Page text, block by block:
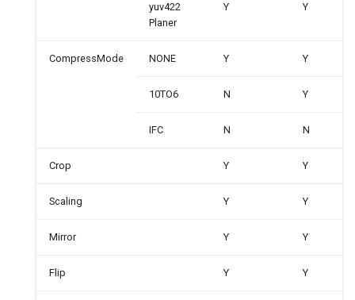
yuv422
Planer
Y Y
CompressMode NONE Y Y
10TO6 N Y
IFC N N
Crop Y Y
Scaling Y Y
Mirror Y Y
Flip Y Y